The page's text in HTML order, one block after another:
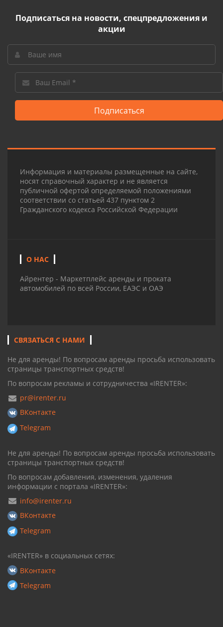
Подписаться на новости, спецпредложения и
акции
Подписаться
Информация и материалы размещенные на сайте,
носят справочный характер и не является
публичной офертой определяемой положениями
соответствии со статьей 437 пунктом 2
Гражданского кодекса Российской Федерации
О НАС
Айрентер - Маркетплейс аренды и проката
автомобилей по всей России, ЕАЭС и ОАЭ
СВЯЗАТЬСЯ С НАМИ
Не для аренды! По вопросам аренды просьба использовать
страницы транспортных средств!
По вопросам рекламы и сотрудничества «IRENTER»:
pr@irenter.ru
ВКонтакте
Telegram
Не для аренды! По вопросам аренды просьба использовать
страницы транспортных средств!
По вопросам добавления, изменения, удаления
информации с портала «IRENTER»:
info@irenter.ru
ВКонтакте
Telegram
«IRENTER» в социальных сетях:
ВКонтакте
Telegram